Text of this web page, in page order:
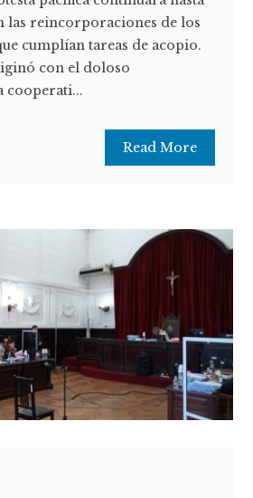
las reincorporaciones de los
cumplían tareas de acopio.
con el doloso
cooperati...
Read More